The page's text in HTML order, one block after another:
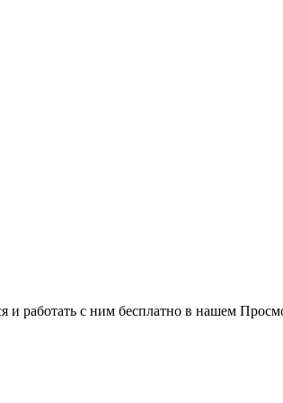
и работать с ним бесплатно в нашем